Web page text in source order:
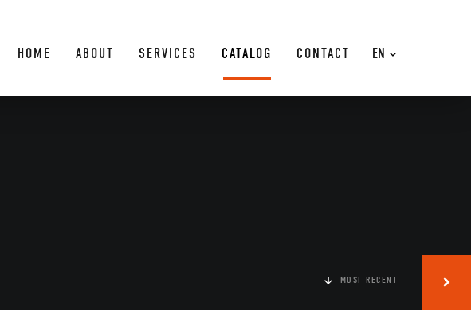
EN
HOME ABOUT SERVICES CATALOG CONTACT
MOST RECENT